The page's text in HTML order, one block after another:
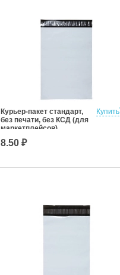
Купить
Курьер-пакет стандарт,
без печати, без КСД (для
маркетплейсов)
290x400+45к/5
8.50 ₽